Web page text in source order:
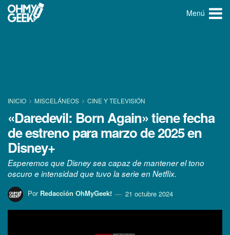
Menú
INICIO MISCELÁNEOS CINE Y TELEVISIÓN
«Daredevil: Born Again» tiene fecha
de estreno para marzo de 2025 en
Disney+
Esperemos que Disney sea capaz de mantener el tono
oscuro e intensidad que tuvo la serie en Netflix.
Por Redacción OhMyGeek! 21 octubre 2024